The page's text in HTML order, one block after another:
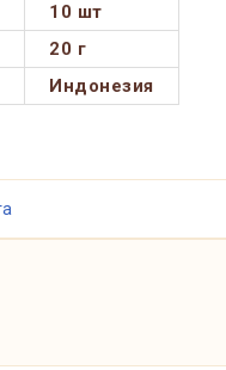
10 шт
20 г
Индонезия